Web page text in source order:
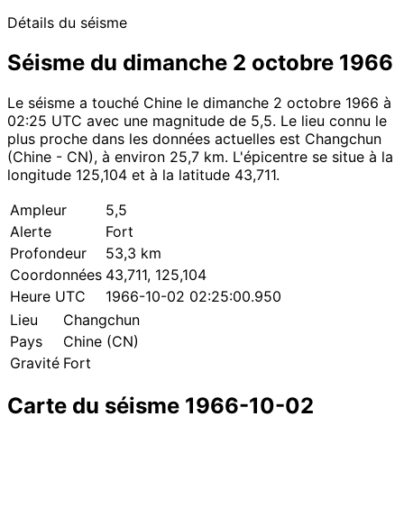
Détails du séisme
Séisme du dimanche 2 octobre 1966
Le séisme a touché Chine le dimanche 2 octobre 1966 à
02:25 UTC avec une magnitude de 5,5. Le lieu connu le
plus proche dans les données actuelles est Changchun
(Chine - CN), à environ 25,7 km. L'épicentre se situe à la
longitude 125,104 et à la latitude 43,711.
Ampleur
5,5
Alerte
Fort
Profondeur
53,3 km
Coordonnées 43,711, 125,104
Heure UTC
1966-10-02 02:25:00.950
Lieu
Changchun
Pays
Chine (CN)
Gravité Fort
Carte du séisme 1966-10-02